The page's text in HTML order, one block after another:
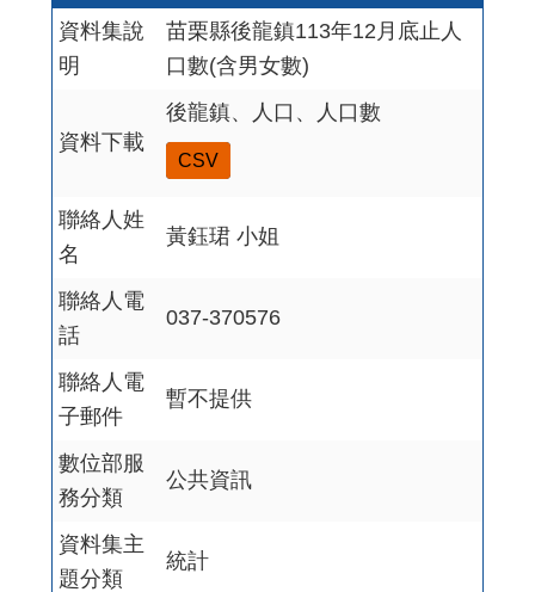
資料集說
明
苗栗縣後龍鎮113年12月底止人
口數(含男女數)
資料下載
後龍鎮、人口、人口數
CSV
聯絡人姓
名
黃鈺珺 小姐
聯絡人電
話
037-370576
聯絡人電
子郵件
暫不提供
數位部服
務分類
公共資訊
資料集主
題分類
統計